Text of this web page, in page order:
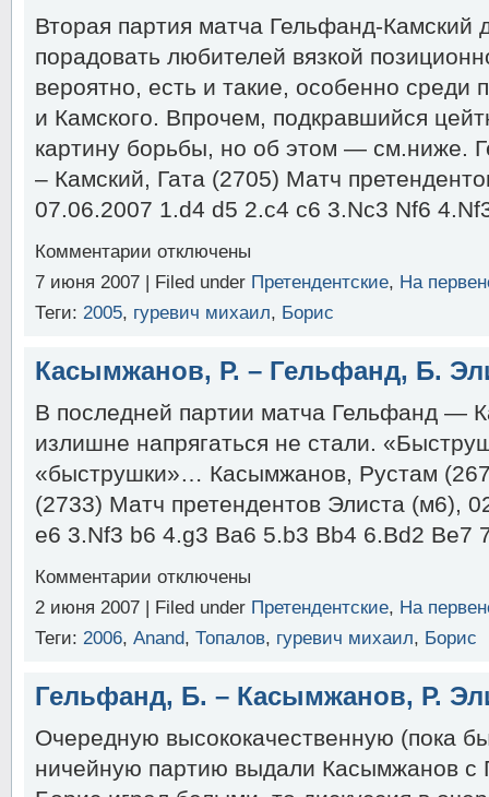
Вторая партия матча Гельфанд-Камский
порадовать любителей вязкой
вероятно, есть и такие, особенно среди
и Камского. Впрочем, подкравшийся
картину борьбы, но об этом — см.ниже.
– Камский, Гата (2705) Матч
07.06.2007 1.d4 d5 2.c4 c6 3.Nc3 Nf6
Комментарии
Гельфанд,
(2733)
Г.
2007
й
отключены
7 июня 2007 | Filed under Претендентские, На
Теги: 2005, гуревич михаил, Борис
Касымжанов, Р. – Гельфанд, Б.
В последней партии матча Гельфанд —
излишне напрягаться не стали.
«быструшки»… Касымжанов, Рустам
(2733) Матч претендентов Элиста (м6),
e6 3.Nf3 b6 4.g3 Ba6 5.b3 Bb4 6.Bd2 Be7
Комментарии
Касымжанов,
–
Элиста
отключены
2 июня 2007 | Filed under Претендентские, На
Теги: 2006, Anand, Топалов, гуревич михаил, Борис
Гельфанд, Б. – Касымжанов, Р.
Очередную высококачественную (пока
ничейную партию выдали Касымжанов с